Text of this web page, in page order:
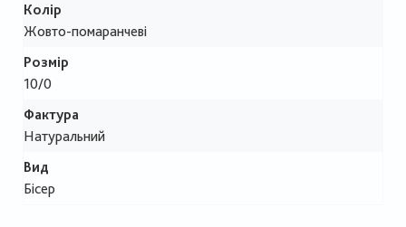
Колір
Жовто-помаранчеві
Розмір
10/0
Фактура
Натуральний
Вид
Бісер